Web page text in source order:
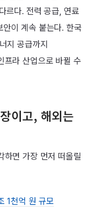
르다. 전력 공급, 연료
이 계속 붙는다. 한국
지 공급까지
프라 산업으로 바뀔 수
이고, 해외는
하면 가장 먼저 떠올릴
1천억 원 규모